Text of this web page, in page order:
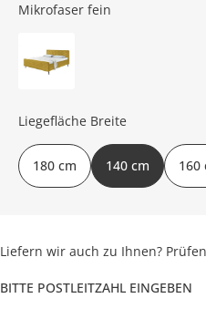
Mikrofaser fein
Liegefläche Breite
180 cm 140 cm 160
Liefern wir auch zu Ihnen?
BITTE POSTLEITZAHL EINGEBEN